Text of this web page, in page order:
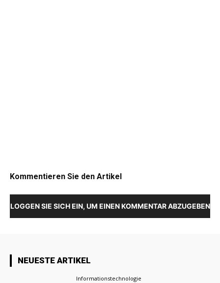
Kommentieren Sie den Artikel
LOGGEN SIE SICH EIN, UM EINEN KOMMENTAR ABZUGEBEN
NEUESTE ARTIKEL
Informationstechnologie